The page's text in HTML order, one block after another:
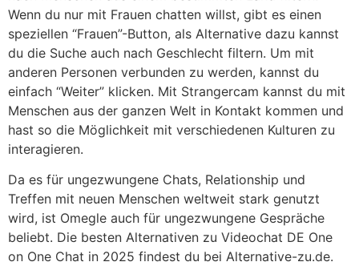
Wenn du nur mit Frauen chatten willst, gibt es einen
speziellen “Frauen”-Button, als Alternative dazu kannst
du die Suche auch nach Geschlecht filtern. Um mit
anderen Personen verbunden zu werden, kannst du
einfach “Weiter” klicken. Mit Strangercam kannst du mit
Menschen aus der ganzen Welt in Kontakt kommen und
hast so die Möglichkeit mit verschiedenen Kulturen zu
interagieren.
Da es für ungezwungene Chats, Relationship und
Treffen mit neuen Menschen weltweit stark genutzt
wird, ist Omegle auch für ungezwungene Gespräche
beliebt. Die besten Alternativen zu Videochat DE One
on One Chat in 2025 findest du bei Alternative-zu.de.